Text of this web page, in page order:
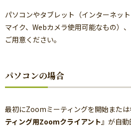
パソコンやタブレット（インターネット
マイク、Webカメラ使用可能なもの）
ご用意ください。
パソコンの場合
最初にZoomミーティングを開始また
ティング用Zoomクライアント 』が自